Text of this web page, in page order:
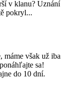
v klanu? Uznání
pokryl...
máme však už iba
sa!
do 10 dní.